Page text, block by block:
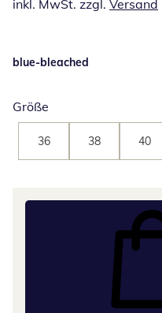
inkl. MwSt. zzgl. Versand
blue-bleached
Größe
36 38 40